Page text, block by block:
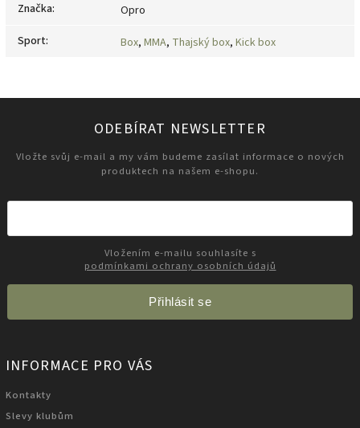
Značka:
Opro
Sport: Box, MMA, Thajský box, Kick box
ODEBÍRAT NEWSLETTER
Vložte svůj e-mail a my vám budeme zasílat informace o nových
produktech na našem e-shopu.
podmínkami ochrany osobních údajů
Přihlásit se
INFORMACE PRO VÁS
Kontakty
Slevy klubům